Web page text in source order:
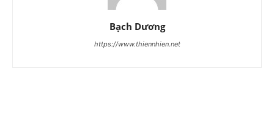
Bạch Dương
https://www.thiennhien.net